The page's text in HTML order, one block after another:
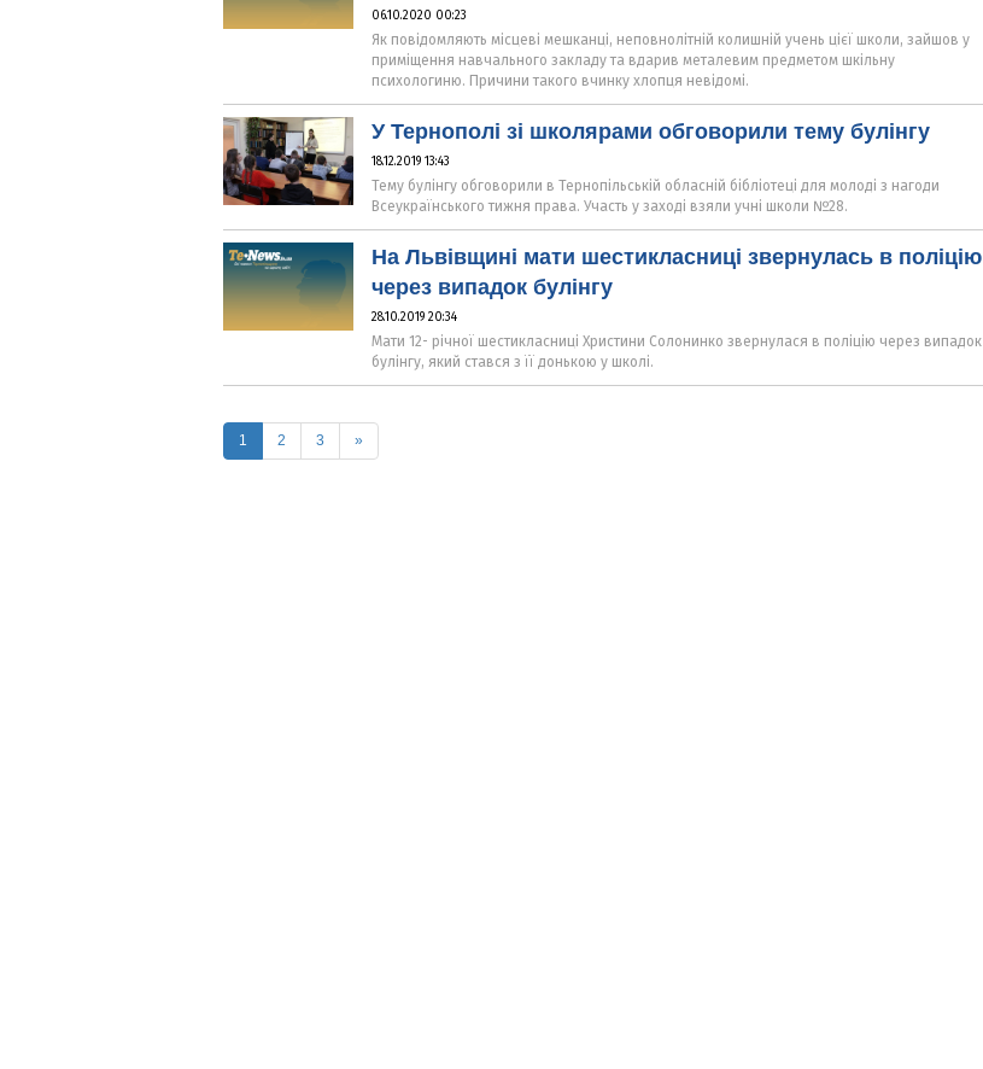
06.10.2020 00:23
Як повідомляють місцеві мешканці, неповнолітній колишній учень цієї школи, зайшов у
приміщення навчального закладу та вдарив металевим предметом шкільну
психологиню. Причини такого вчинку хлопця невідомі.
У Тернополі зі школярами обговорили тему булінгу
18.12.2019 13:43
Тему булінгу обговорили в Тернопільській обласній бібліотеці для молоді з нагоди
Всеукраїнського тижня права. Участь у заході взяли учні школи №28.
На Львівщині мати шестикласниці звернулась в поліцію
через випадок булінгу
28.10.2019 20:34
Мати 12- річної шестикласниці Христини Солонинко звернулася в поліцію через випадок
булінгу, який стався з її донькою у школі.
1 (current)
2 3 »